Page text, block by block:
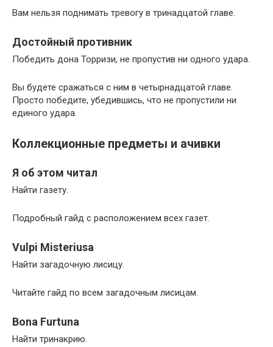
Вам нельзя поднимать тревогу в тринадцатой главе.
Достойный противник
Победить дона Торризи, не пропустив ни одного удара.
Вы будете сражаться с ним в четырнадцатой главе.
Просто победите, убедившись, что не пропустили ни
единого удара.
Коллекционные предметы и ачивки
Я об этом читал
Найти газету.
Подробный гайд с расположением всех газет.
Vulpi Misteriusa
Найти загадочную лисицу.
Читайте гайд по всем загадочным лисицам.
Bona Furtuna
Найти тринакрию.